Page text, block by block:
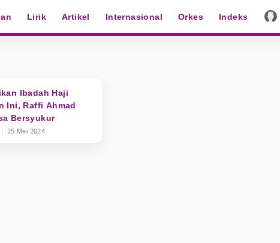
Lirik Artikel Internasional Orkes Indeks
Ibadah Haji
Ini, Raffi Ahmad
Bersyukur
25 Mei 2024